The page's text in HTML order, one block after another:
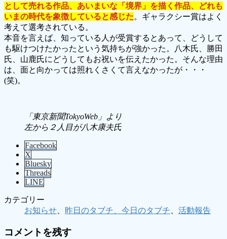
として売れる作品、あいまいな「境界」を描く作品、どれも
いまの時代を象徴していると感じた。ギャラクシー賞はよく
考えて選考されている。
本音を言えば、知っている人が受賞するとあって、どうして
も駆けつけたかったという気持ちが強かった。八木氏、勝田
氏、山鹿氏にどうしてもお祝いを伝えたかった。そんな理由
は、面と向かっては照れくさくて言えなかったが・・・
(笑)。
「東京新聞TokyoWeb」より
左から２人目が八木康夫氏
Facebook
X
Bluesky
Threads
LINE
カテゴリー
お知らせ
昨日のタブチ、今日のタブチ 活動報告
コメントを残す